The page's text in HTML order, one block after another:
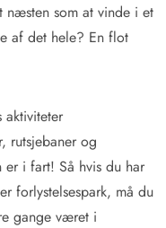
næsten som at vinde i et
af det hele? En flot
aktiviteter
rutsjebaner og
i fart! Så hvis du har
forlystelsespark, må du
gange været i